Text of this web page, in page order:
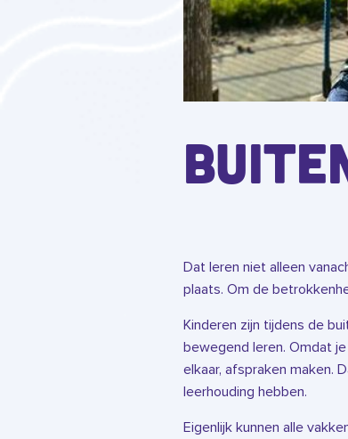
Dat leren niet alleen
plaats. Om de
Kinderen zijn tijdens de
bewegend leren. Omdat
elkaar, afspraken maken.
leerhouding hebben.
Eigenlijk kunnen alle